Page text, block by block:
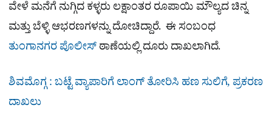
ವೇಳೆ ಮನೆಗೆ ನುಗ್ಗಿದ ಕಳ್ಳರು ಲಕ್ಷಾಂತರ ರೂಪಾಯಿ ಮೌಲ್ಯದ ಚಿನ್ನ
ಮತ್ತು ಬೆಳ್ಳಿ ಆಭರಣಗಳನ್ನು ದೋಚಿದ್ದಾರೆ. ಈ ಸಂಬಂಧ
ತುಂಗಾನಗರಪೊಲೀಸ್ಠಾಣೆಯಲ್ಲಿ ದೂರು ದಾಖಲಾಗಿದೆ.
ಶಿವಮೊಗ್ಗ : ಬಟ್ಟೆ ವ್ಯಾಪಾರಿಗೆ ಲಾಂಗ್ ತೋರಿಸಿ ಹಣ ಸುಲಿಗೆ, ಪ್ರಕರಣ
ದಾಖಲು